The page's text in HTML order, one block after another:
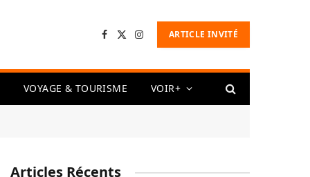
Facebook
X
InstagramARTICLE INVITÉ
VOYAGE & TOURISME VOIR+
Articles Récents